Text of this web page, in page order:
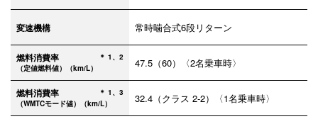
変速機構 常時噛合式6段リターン
燃料消費率
＊ 1、2
（定値燃料値）（km/L）
47.5（60）〈2名乗車時〉
燃料消費率
＊ 1、3
（WMTCモード値）（km/L）
32.4（クラス 2-2）〈1名乗車時〉